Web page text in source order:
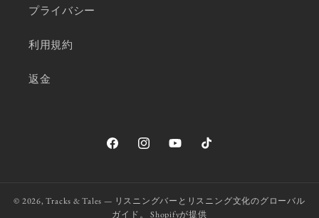
プライバシー
利用規約
返金
FacebookInstagramYouTubeTikTok
© 2026,Tracks & Tales — リスニングバーとリスニング文化のグローバル
ガイド。
Shopifyが提供